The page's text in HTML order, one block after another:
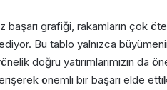
başarı grafiği, rakamların çok
Bu tablo yalnızca
doğru yatırımlarımızın da
önemli bir başarı elde